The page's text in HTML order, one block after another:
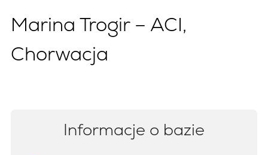
Marina Trogir – ACI,
Chorwacja
Informacje o bazie